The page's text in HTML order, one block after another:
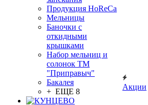
Продукция HoReCa
Мельницы
Баночки с
откидными
крышками
Набор мельниц и
солонок ТМ
"Приправыч"
Бакалея
+ ЕЩЕ 8
Акции